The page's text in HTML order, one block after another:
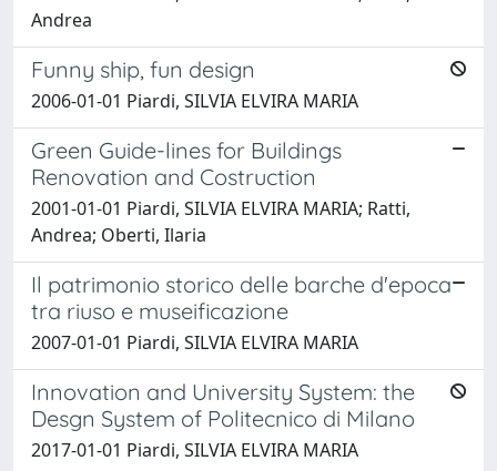
Andrea
Funny ship, fun design
2006-01-01 Piardi, SILVIA ELVIRA MARIA
Green Guide-lines for Buildings
Renovation and Costruction
2001-01-01 Piardi, SILVIA ELVIRA MARIA; Ratti,
Andrea; Oberti, Ilaria
Il patrimonio storico delle barche d'epoca
tra riuso e museificazione
2007-01-01 Piardi, SILVIA ELVIRA MARIA
Innovation and University System: the
Desgn System of Politecnico di Milano
2017-01-01 Piardi, SILVIA ELVIRA MARIA